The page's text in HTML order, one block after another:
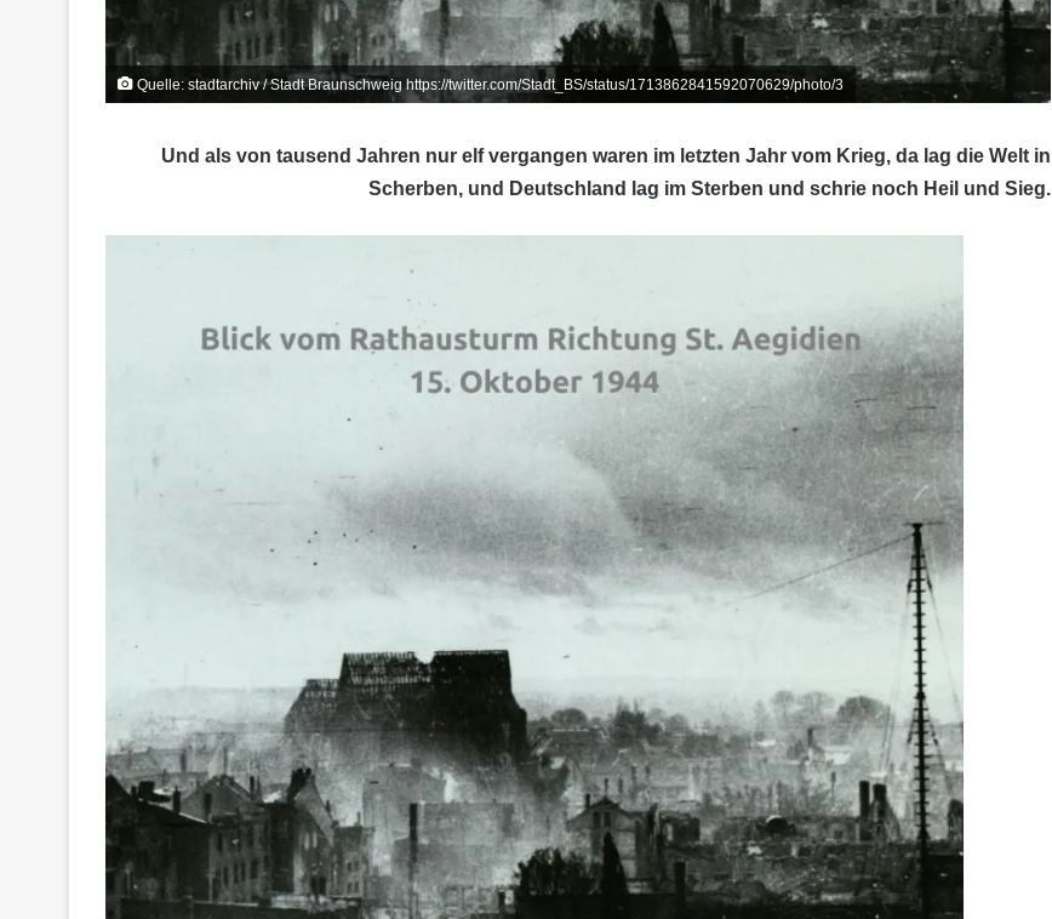
Quelle: stadtarchiv / Stadt Braunschweig https://twitter.com/Stadt_BS/status/1713862841592070629/photo/3
Und als von tausend Jahren nur elf vergangen waren im letzten Jahr vom Krieg, da lag die Welt in
Scherben, und Deutschland lag im Sterben und schrie noch Heil und Sieg.